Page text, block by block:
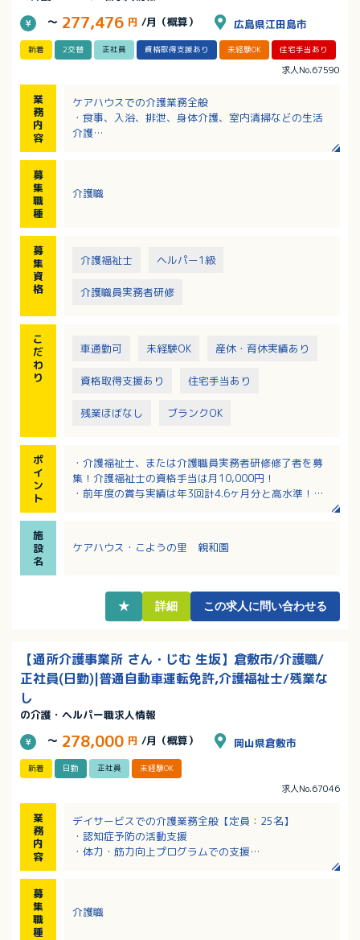
～ 277,476 円 /月（概算） 広島県江田島市
新着 2交替 正社員 資格取得支援あり 未経験OK 住宅手当あり
求人No.67590
業
務
内
容
ケアハウスでの介護業務全般
・食事、入浴、排泄、身体介護、室内清掃などの生活
介護
※バスリフト、センサーベッド設置により介護負担軽
募
集
職
種
介護職
募
集
資
格
介護福祉士 ヘルパー1級
介護職員実務者研修
こ
だ
わ
り
車通勤可 未経験OK 産休・育休実績あり
資格取得支援あり 住宅手当あり
残業ほぼなし ブランクOK
ポ
イ
ン
ト
・介護福祉士、または介護職員実務者研修修了者を募
集！介護福祉士の資格手当は月10,000円！
・前年度の賞与実績は年3回計4.6ヶ月分と高水準！
・経験不問で入社後にステップアップを目指せる資格
取得支援制度あり！
施
設
名
ケアハウス・こようの里 親和園
★ 詳細 この求人に問い合わせる
【通所介護事業所 さん・じむ 生坂】倉敷市/介護職/
正社員(日勤)|普通自動車運転免許,介護福祉士/残業な
し
の介護・ヘルパー職求人情報
～ 278,000 円 /月（概算） 岡山県倉敷市
新着 日勤 正社員 未経験OK
求人No.67046
業
務
内
容
デイサービスでの介護業務全般【定員：25名】
・認知症予防の活動支援
・体力・筋力向上プログラムでの支援
募
集
職
種
介護職